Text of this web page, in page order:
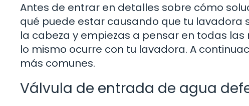
Antes de entrar en detalles sobre cómo
qué puede estar causando que tu lavadora
la cabeza y empiezas a pensar en todas
lo mismo ocurre con tu lavadora. A
más comunes.
Válvula de entrada de agua